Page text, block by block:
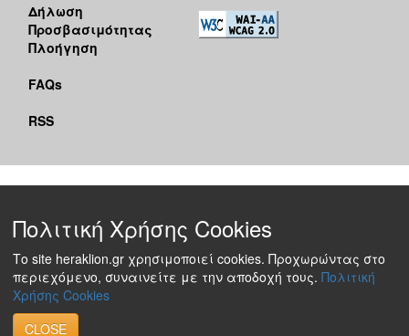
Δήλωση
Προσβασιμότητας
Πλοήγηση
FAQs
RSS
Πολιτική Χρήσης Cookies
Το site heraklion.gr χρησιμοποιεί cookies. Προχωρώντας στο
περιεχόμενο, συναινείτε με την αποδοχή τους. Πολιτική
Χρήσης Cookies
CLOSE